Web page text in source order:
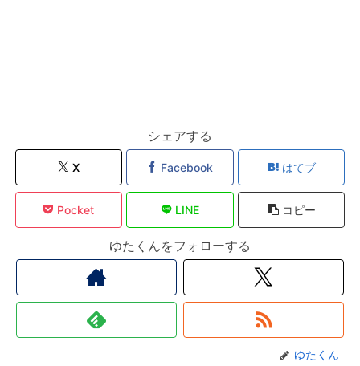
シェアする
X Facebook はてブ
Pocket LINE コピー
ゆたくんをフォローする
ゆたくん